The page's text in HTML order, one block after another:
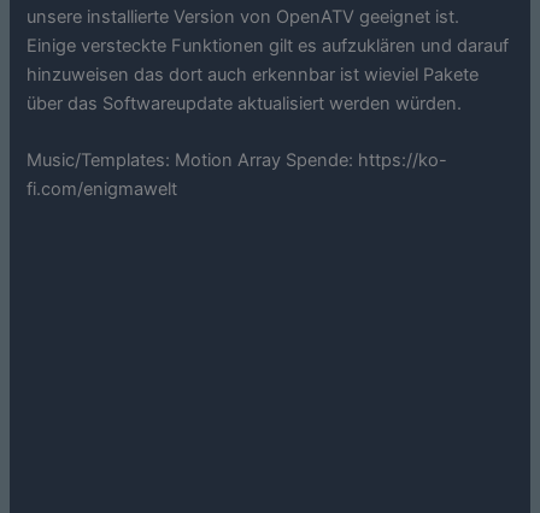
unsere installierte Version von OpenATV geeignet ist.
Einige versteckte Funktionen gilt es aufzuklären und darauf
hinzuweisen das dort auch erkennbar ist wieviel Pakete
über das Softwareupdate aktualisiert werden würden.
Music/Templates: Motion Array Spende: https://ko-
fi.com/enigmawelt